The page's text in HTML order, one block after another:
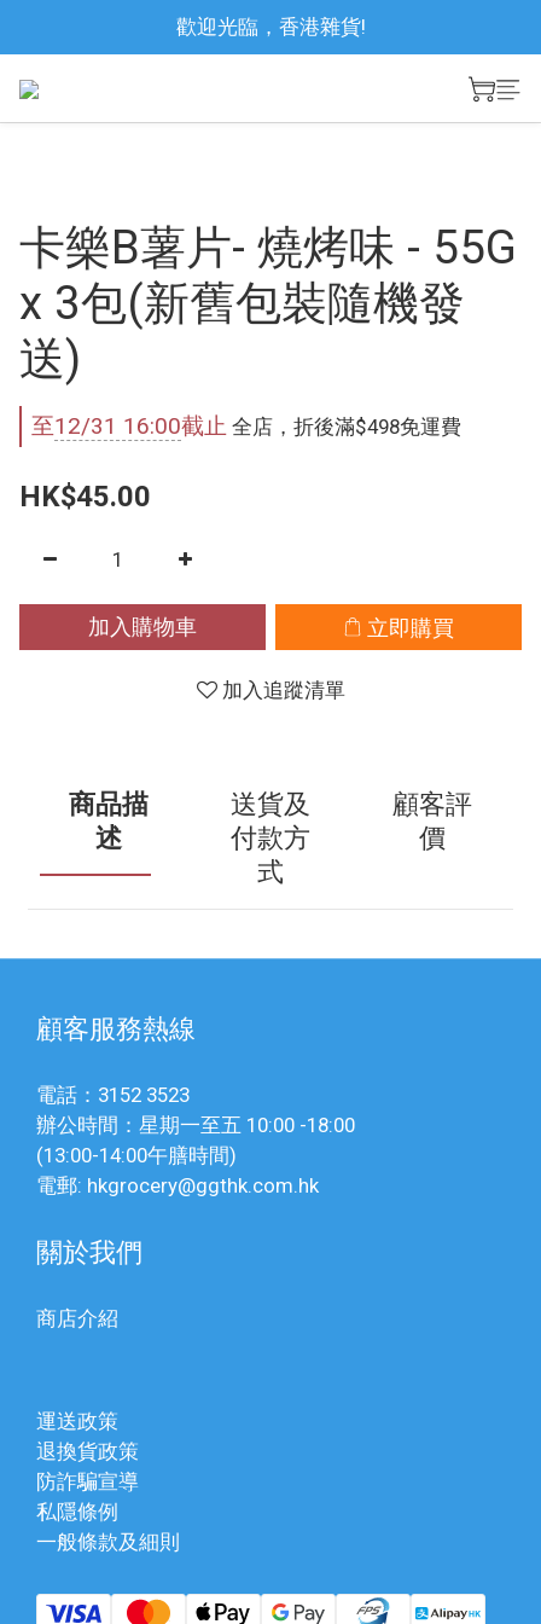
歡迎光臨，香港雜貨!
卡樂B薯片- 燒烤味 - 55G
x 3包(新舊包裝隨機發
送)
至12/31 16:00截止 全店，折後滿$498免運費
HK$45.00
加入購物車 立即購買
加入追蹤清單
商品描
述
送貨及
付款方
式
顧客評
價
顧客服務熱線
電話：3152 3523
辦公時間：星期一至五 10:00 -18:00
(13:00-14:00午膳時間)
電郵: hkgrocery@ggthk.com.hk
關於我們
商店介紹
運送政策
退換貨政策
防詐騙宣導
私隱條例
一般條款及細則